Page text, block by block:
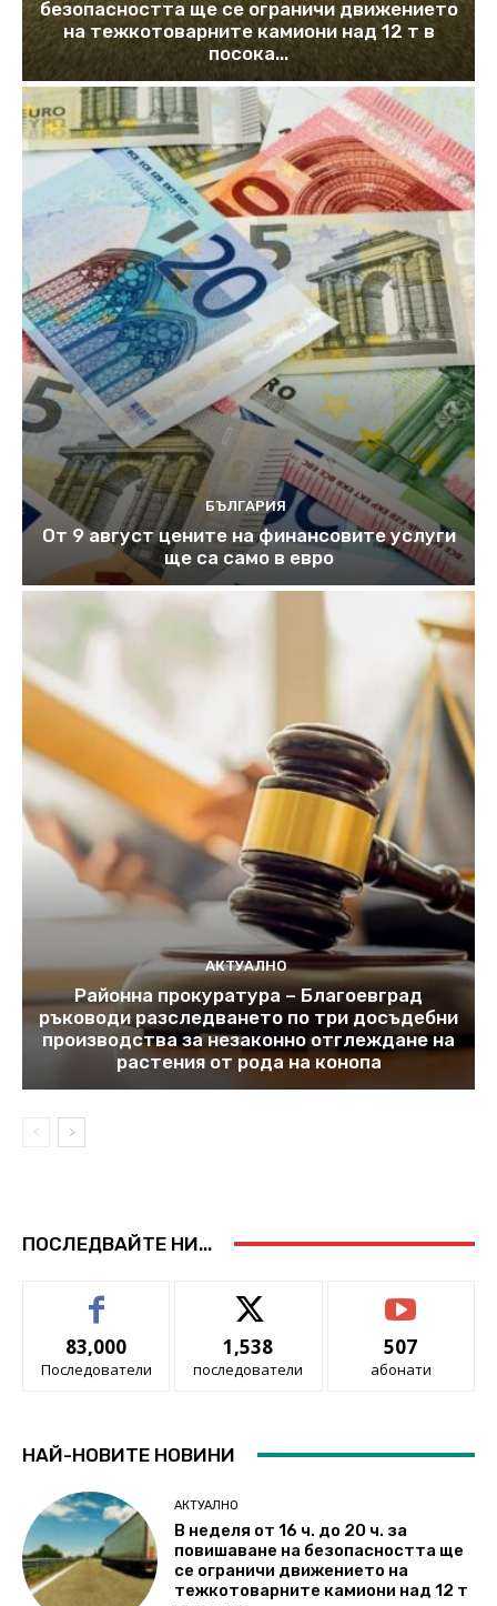
безопасността ще се ограничи движението
на тежкотоварните камиони над 12 т в
посока...
БЪЛГАРИЯ
От 9 август цените на финансовите услуги
ще са само в евро
АКТУАЛНО
Районна прокуратура – Благоевград
ръководи разследването по три досъдебни
производства за незаконно отглеждане на
растения от рода на конопа
ПОСЛЕДВАЙТЕ НИ...
83,000
Последователи
1,538
последователи
507
абонати
НАЙ-НОВИТЕ НОВИНИ
АКТУАЛНО
В неделя от 16 ч. до 20 ч. за
повишаване на безопасността ще
се ограничи движението на
тежкотоварните камиони над 12 т